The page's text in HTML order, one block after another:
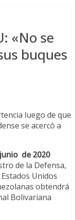
«No se
buques
luego de que
se acercó a
de 2020
de la Defensa,
Unidos
obtendrá
Bolivariana